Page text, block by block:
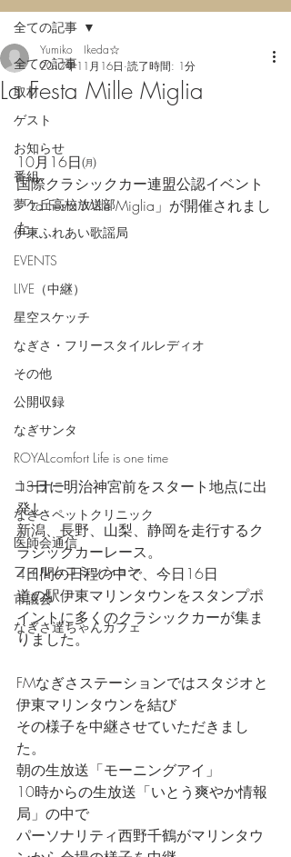
全ての記事
取材
ゲスト
お知らせ
番組
夢ケ丘高校放送部
伊東ふれあい歌謡局
EVENTS
LIVE（中継）
星空スケッチ
なぎさ・フリースタイルレディオ
その他
公開収録
なぎサンタ
ROYALcomfort Life is one time
コーナー
なぎさペットクリニック
医師会通信
フィルムコミッション
市議会
なぎさ達ちゃんカフェ
全ての記事
La Festa Mille Miglia
Yumiko Ikeda☆
2017年11月16日 読了時間: 1分
10月16日㈪
国際クラシックカー連盟公認イベント
「La Festa Mille Miglia」が開催されまし
た。
13日に明治神宮前をスタート地点に出
発し
新潟、長野、山梨、静岡を走行するク
ラシックカーレース。
4日間の日程の中で、今日16日
道の駅伊東マリンタウンをスタンプポ
イントに多くのクラシックカーが集ま
りました。
FMなぎさステーションではスタジオと
伊東マリンタウンを結び
その様子を中継させていただきまし
た。
朝の生放送「モーニングアイ」
10時からの生放送「いとう爽やか情報
局」の中で
パーソナリティ西野千鶴がマリンタウ